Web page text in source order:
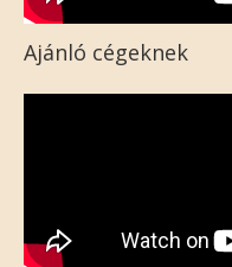
Ajánló cégeknek